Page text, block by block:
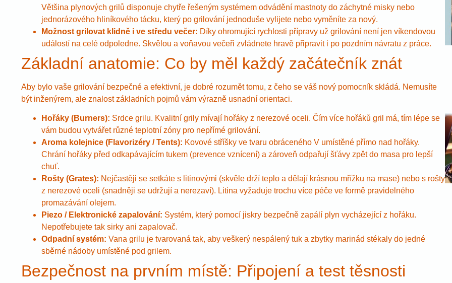
Většina plynových grilů disponuje chytře řešeným systémem odvádění mastnoty do záchytné misky nebo
jednorázového hliníkového tácku, který po grilování jednoduše vylijete nebo vyměníte za nový.
Možnost grilovat klidně i ve středu večer: Díky ohromující rychlosti přípravy už grilování není jen víkendovou
událostí na celé odpoledne. Skvělou a voňavou večeři zvládnete hravě připravit i po pozdním návratu z práce.
Základní anatomie: Co by měl každý začátečník znát
Aby bylo vaše grilování bezpečné a efektivní, je dobré rozumět tomu, z čeho se váš nový pomocník skládá. Nemusíte
být inženýrem, ale znalost základních pojmů vám výrazně usnadní orientaci.
Hořáky (Burners): Srdce grilu. Kvalitní grily mívají hořáky z nerezové oceli. Čím více hořáků gril má, tím lépe se
vám budou vytvářet různé teplotní zóny pro nepřímé grilování.
Aroma kolejnice (Flavorizéry / Tents): Kovové stříšky ve tvaru obráceného V umístěné přímo nad hořáky.
Chrání hořáky před odkapávajícím tukem (prevence vznícení) a zároveň odpařují šťávy zpět do masa pro lepší
chuť.
Rošty (Grates): Nejčastěji se setkáte s litinovými (skvěle drží teplo a dělají krásnou mřížku na mase) nebo s rošty
z nerezové oceli (snadněji se udržují a nerezaví). Litina vyžaduje trochu více péče ve formě pravidelného
promazávání olejem.
Piezo / Elektronické zapalování: Systém, který pomocí jiskry bezpečně zapálí plyn vycházející z hořáku.
Nepotřebujete tak sirky ani zapalovač.
Odpadní systém: Vana grilu je tvarovaná tak, aby veškerý nespálený tuk a zbytky marinád stékaly do jedné
sběrné nádoby umístěné pod grilem.
Bezpečnost na prvním místě: Připojení a test těsnosti